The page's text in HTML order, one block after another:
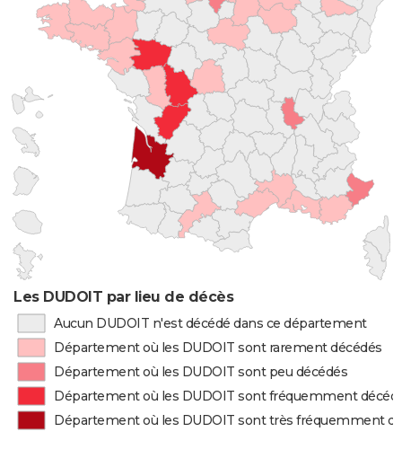
Les DUDOIT par lieu de décès
Aucun DUDOIT n'est décédé dans ce département
Département où les DUDOIT sont rarement décédés
Département où les DUDOIT sont peu décédés
Département où les DUDOIT sont fréquemment
Département où les DUDOIT sont très fréquemment